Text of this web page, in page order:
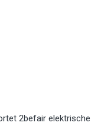
2befair elektrische